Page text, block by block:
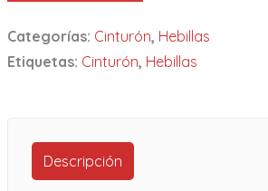
Categorías: Cinturón, Hebillas
Etiquetas: Cinturón, Hebillas
Descripción